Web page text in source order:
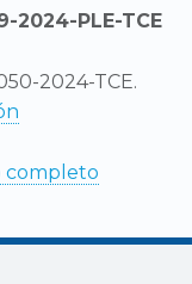
2024-PLE-TCE
2024-TCE.
completo